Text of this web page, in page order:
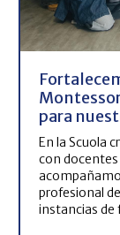
para
En la Scuola
con
profesional
instancias